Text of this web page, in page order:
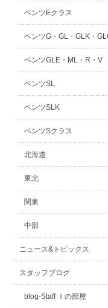
ベンツEクラス
ベンツG・GL・GLK・
ベンツGLE・ML・R・V
ベンツSL
ベンツSLK
ベンツSクラス
北海道
東北
関東
中部
ニュース&トピックス
スタッフブログ
blog-Staff Ｉの部屋